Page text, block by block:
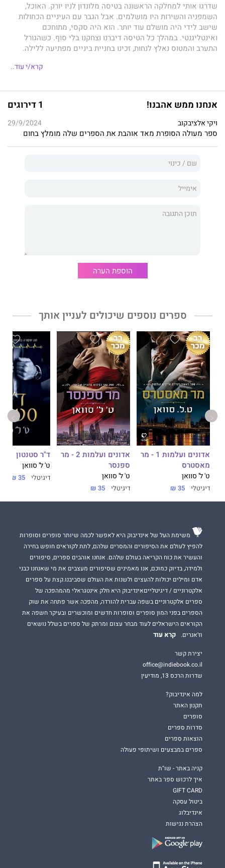
שדרגו אותי למחלקה הראשונה בטיסה מלונדון לניו יורק. האוכל,
השמפניה והשירות היו מושלמים. אבל הגבר עם העיניים הכחולות
שישב לידי היה מושלם עוד יותר. הוא היה סקסי, מתוחכם
ואינטליגנטי. במהלך כל הטיסה דיברנו וצחקנו בלי סוף. כשהגורל
התערב והמטוס נאלץ לנחות, זכינו בחניית ביניים מפתיעה ללילה.
בוסטון עד שנכנענו לתשוקה המטורפת בינינו, והעברנו לילה שאף
כל זה קרה לפני שנה, ולא שמעתי ממנו שוב – עד היום. אתם יכולים
לדמיין כמה הופתעתי לפגוש במקום העבודה החדש שלי את המנכ"ל
ולראות את ניצוץ השמחה בעיניו. אבל עבדתי קשה בשביל להתקבל
לעבודת חלומותיי, ואין סיכוי שאשליך את ההזדמנות הזאת לפח רק
בגלל זוג עיניים כחולות שובבות. הרגע קיבלתי אימייל. הוא דורש
במשרד, אבל הסקרנות משתלטת עליי... איזה סוג של פגישה הוא
ט' ל' סוואןכותבת סיפורים רומנטיים לוהטים ובלתי נשכחים
תורגמו ליותר מ־ 20 שפות וזכו להצלחה בינלאומית.
קרא/י עוד..
אנחנו ממש אהבנו! 1 דירוגים
ויקי אלציבקוב 29/9/2024
ספר מעולה הסופרת מאד אוהבת את הספרים שלה מומלץ בחום
הוספת הערה
ספרים נוספים שיכולים לעניין אותך
אדונים ועלמות 1 - מר
מאסטרס
ט' ל' סוואן
דיגיטלי 35 ₪
אדונים ועלמות 2 - מר
ספנסר
ט' ל' סוואן
דיגיטלי 35 ₪
ד"ר סטנטון
ט' ל' סוואן
דיגיטלי 35 ₪
משימת העל של אינדיבוק היא לאפשר לכמה שיותר סופרים וסופרות
להפיץ לעולם את הסיפורים והמסרים שלהם, לתת לקוראים חופש בחירה
והעשיר את כוח הקריאה בעולם שלהם. אנחנו אוהבים ספרים, סיפורים
ולמידה, בדיוק כמוכם, אנו מאמינים שסיפורים מעצבים את מי שאנחנו כבני
אדם ומילים יכולות להעצים ולשנות את העולם שסביבנו.קצת על ספרים
אלקטרוניים / דיגיטלייםאינדיבוק היא חלק אינטגראלי מהמהפכה של
ספרים אלקטרוניים בשפה עברית להורדה, מהפכה אשר פתחה את שוק
הספרים בפני המון סופרים וסופרות חדשים ומוכשרים ובעיקר חשפה את
הקוראים הישראלים לעוד מבחר עצום ומרתק של ספרים בשלל נושאים
וז'אנרים.
קרא עוד
יצירת קשר
office@indiebook.co.il
שדרות הרכס 13, מודיעין
למה אינדיבוק?
תקנון האתר
סופרים
סדרות ספרים
הוצאות ספרים
ספרים במבצעים ושיתופי פעולה
קניה באתר - שו"ת
איך לרכוש ספר באתר
GIFT CARD
ביטול עסקה
אינדיבלוג
הצהרת נגישות